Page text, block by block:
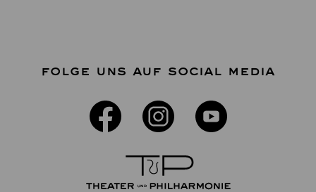
FOLGE UNS AUF SOCIAL MEDIA